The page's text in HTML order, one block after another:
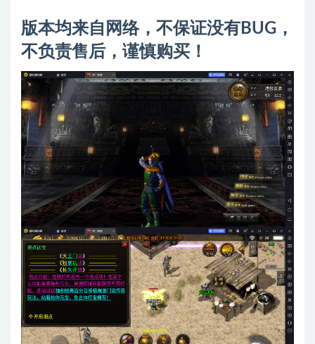
版本均来自网络，不保证没有BUG，
不负责售后，谨慎购买！